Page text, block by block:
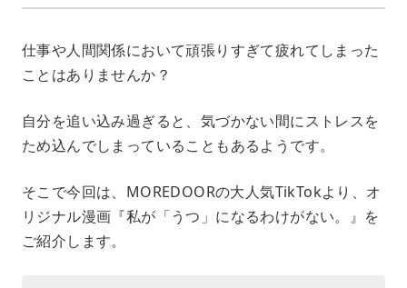
仕事や人間関係において頑張りすぎて疲れてしまった
ことはありませんか？
自分を追い込み過ぎると、気づかない間にストレスを
ため込んでしまっていることもあるようです。
そこで今回は、MOREDOORの大人気TikTokより、オ
リジナル漫画『私が「うつ」になるわけがない。』を
ご紹介します。